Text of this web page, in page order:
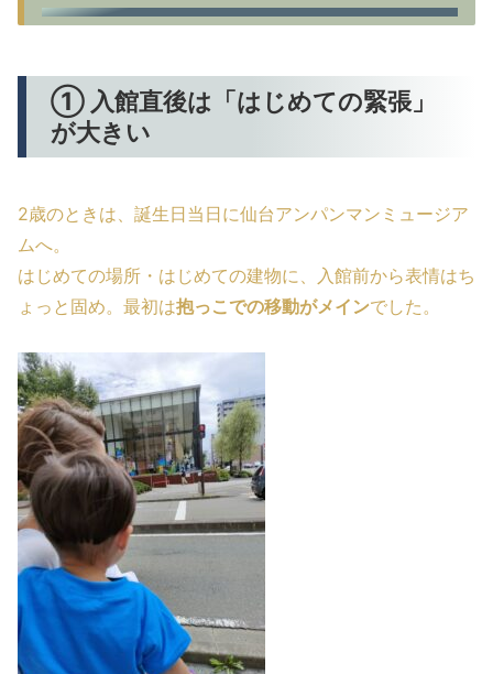
① 入館直後は「はじめての緊張」
が大きい
2歳のときは、誕生日当日に仙台アンパンマンミュージア
ムへ。
はじめての場所・はじめての建物に、入館前から表情はち
ょっと固め。最初は抱っこでの移動がメインでした。